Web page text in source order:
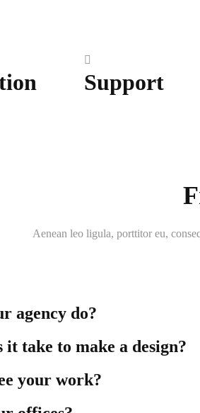
Support
Aenean leo ligula, porttitor eu,
agency do?
it take to make a design?
your work?